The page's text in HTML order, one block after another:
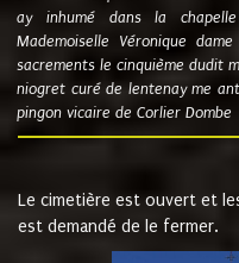
ay inhumé dans la
Mademoiselle Véronique
sacrements le cinquième dudit
niogret curé de lentenay me
pingon vicaire de Corlier Dombe
Le cimetière est ouvert et
est demandé de le fermer.